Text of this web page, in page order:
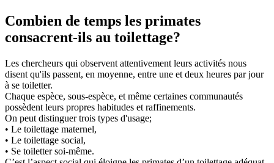
Combien de temps les primates
consacrent-ils au toilettage?
Les chercheurs qui observent attentivement leurs activités nous
disent qu'ils passent, en moyenne, entre une et deux heures par jour
à se toiletter.
Chaque espèce, sous-espèce, et même certaines communautés
possèdent leurs propres habitudes et raffinements.
On peut distinguer trois types d'usage;
• Le toilettage maternel,
• Le toilettage social,
• Se toiletter soi-même.